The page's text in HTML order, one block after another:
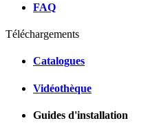
FAQ
Téléchargements
Catalogues
Vidéothèque
Guides d'installation